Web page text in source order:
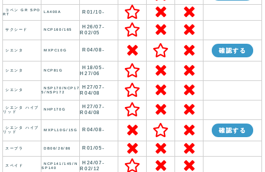
コペン GR SPO
RT
LA400A R01/10-
サクシード NCP160/165
H26/07-
R02/05
シエンタ MXPC10G R04/08- 確認する
シエンタ NCP81G
H18/05-
H27/06
シエンタ
NSP170/NCP17
5/NSP172
H27/07-
R04/08
シエンタ ハイブ
リッド
NHP170G
H27/07-
R04/08
シエンタ ハイブ
リッド
MXPL10G/15G R04/08- 確認する
スープラ DB06/26/86 R01/05-
スペイド
NCP141/145/N
SP140
H24/07-
R02/12